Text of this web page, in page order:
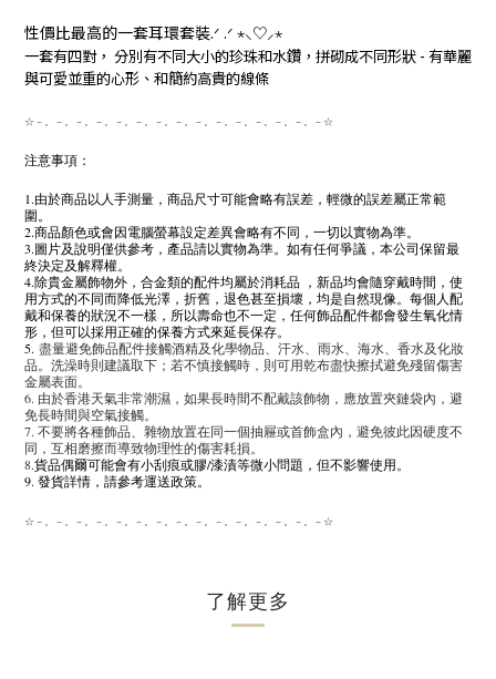
性價比最高的一套耳環套裝.ᐟ .ᐟ ⋆⸜♡⸝‍⋆
一套有四對， 分別有不同大小的珍珠和水鑽，拼砌成不同形狀 - 有華麗
與可愛並重的心形、和簡約高貴的線條
☆－。－。－。－。－。－。－。－。－。－。－。－。－。－。－☆
注意事項：
1.由於商品以人手測量，商品尺寸可能會略有誤差，輕微的誤差屬正常範
圍。
2.商品顏色或會因電腦螢幕設定差異會略有不同，一切以實物為準。
3.圖片及說明僅供參考，產品請以實物為準。如有任何爭議，本公司保留最
終決定及解釋權。
4.除貴金屬飾物外，合金類的配件均屬於消耗品 ，新品均會隨穿戴時間，使
用方式的不同而降低光澤，折舊，退色甚至損壞，均是自然現像。每個人配
戴和保養的狀況不一樣，所以壽命也不一定，任何飾品配件都會發生氧化情
形，但可以採用正確的保養方式來延長保存。
5. 盡量避免飾品配件接觸酒精及化學物品、汗水、雨水、海水、香水及化妝
品。洗澡時則建議取下；若不慎接觸時，則可用乾布盡快擦拭避免殘留傷害
金屬表面。
6. 由於香港天氣非常潮濕，如果長時間不配戴該飾物，應放置夾鏈袋內，避
免長時間與空氣接觸。
7. 不要將各種飾品、雜物放置在同一個抽屜或首飾盒內，避免彼此因硬度不
同，互相磨擦而導致物理性的傷害耗損。
8.貨品偶爾可能會有小刮痕或膠/漆漬等微小問題，但不影響使用。
9. 發貨詳情，請參考運送政策。
☆－。－。－。－。－。－。－。－。－。－。－。－。－。－。－☆
了解更多